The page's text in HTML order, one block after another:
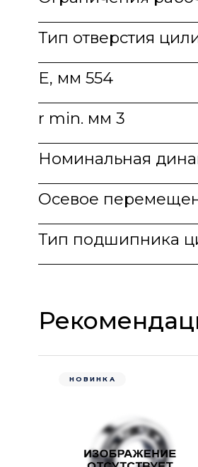
Тип отверстия
E, мм 554
r min. мм 3
Номинальная
Осевое
Тип подшипника
НОВИНКА